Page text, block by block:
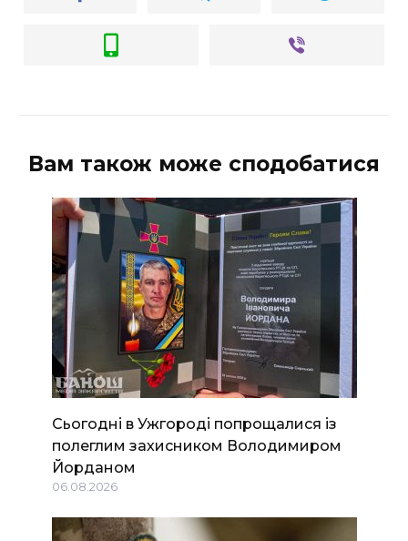
Вам також може сподобатися
Сьогодні в Ужгороді попрощалися із
полеглим захисником Володимиром
Йорданом
06.08.2026